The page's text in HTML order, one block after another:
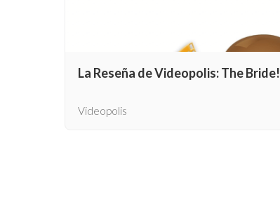
La Reseña de Videopolis: The Bride!
Videopolis